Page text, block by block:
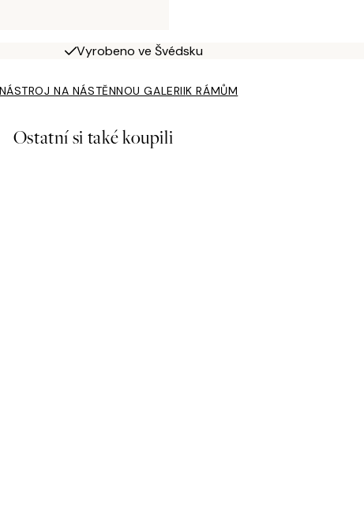
Vyrobeno ve Švédsku
NÁSTROJ NA NÁSTĚNNOU GALERIIK RÁMŮM
Ostatní si také koupili